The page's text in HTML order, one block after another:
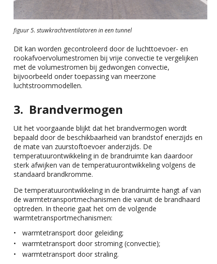
figuur 5. stuwkrachtventilatoren in een tunnel
Dit kan worden gecontroleerd door de luchttoevoer- en
rookafvoervolumestromen bij vrije convectie te vergelijken
met de volumestromen bij gedwongen convectie,
bijvoorbeeld onder toepassing van meerzone
luchtstroommodellen.
Brandvermogen
Uit het voorgaande blijkt dat het brandvermogen wordt
bepaald door de beschikbaarheid van brandstof enerzijds en
de mate van zuurstoftoevoer anderzijds. De
temperatuurontwikkeling in de brandruimte kan daardoor
sterk afwijken van de temperatuurontwikkeling volgens de
standaard brandkromme.
De temperatuurontwikkeling in de brandruimte hangt af van
de warmtetransportmechanismen die vanuit de brandhaard
optreden. In theorie gaat het om de volgende
warmtetransportmechanismen:
warmtetransport door geleiding;
warmtetransport door stroming (convectie);
warmtetransport door straling.